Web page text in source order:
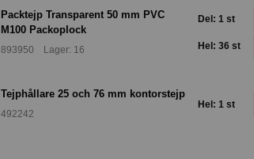
Packtejp Transparent 50 mm PVC
M100 Packoplock
893950 Lager: 16
Del: 1 st
Hel: 36 st
Tejphållare 25 och 76 mm kontorstejp
492242
Hel: 1 st